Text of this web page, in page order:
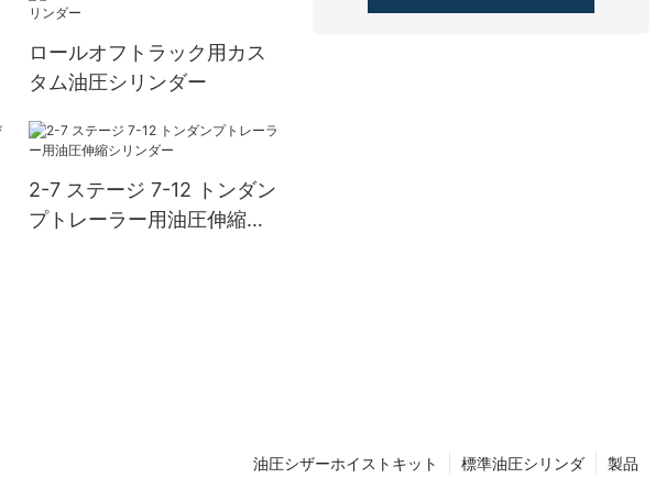
ロールオフトラック用カス
タム油圧シリンダー
2-7 ステージ 7-12 トンダン
プトレーラー用油圧伸縮シ
製品
標準油圧シリンダ
油圧シザーホイストキット